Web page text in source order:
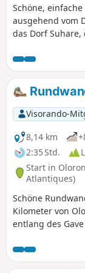
Schöne,
ausgehend vom
das Dorf
Visorando-
8,14 km
2:35 Std.
Start in
Atlantiques)
Schöne
Kilometer von
entlang des
Rand von